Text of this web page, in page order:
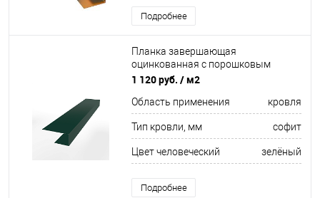
Подробнее
Планка завершающая
оцинкованная с порошковым
покрытием 0,45мм ширина менее
1 120 руб. / м2
Область применения кровля
Тип кровли, мм софит
Цвет человеческий зелёный
Подробнее